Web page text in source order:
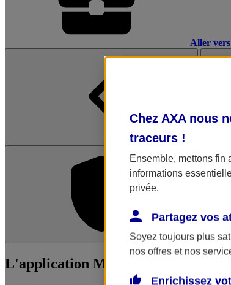
Aller vers
L'application Mon AXA Assurance,
Chez AXA nous
traceurs !
Ensemble, mettons fin
informations
privée.
Partagez vos
Soyez toujours plus
nos offres et nos
Enrichissez